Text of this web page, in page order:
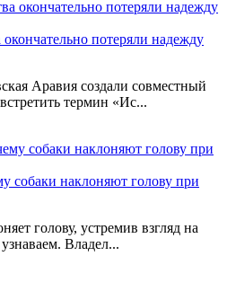
потеряли надежду
Аравия создали совместный
термин «Ис...
собаки наклоняют голову при
голову, устремив взгляд на
Владел...